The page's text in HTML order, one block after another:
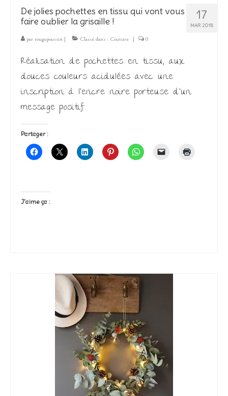
17
MAR 2018
De jolies pochettes en tissu qui vont vous
faire oublier la grisaille !
par rougepoussin | Classé dans : Couture | 0
Réalisation de pochettes en tissu, aux
douces couleurs acidulées avec une
inscription à l’encre noire porteuse d’un
message positif.
Partager :
J’aime ça :